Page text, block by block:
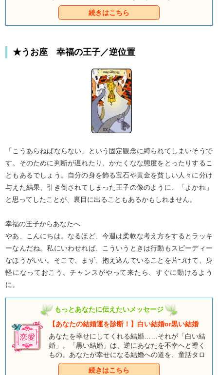
ことだってあるのです。関係を深めるため、本当の
あの人を探ってみましょう。
続きはこちら
★うお座 幸福の王子／逆位置
「こうあらねばならない」という固定観念に縛られてしまいそうで
す。そのために判断が遅れたり、かたくなな態度をとったりするこ
ともあるでしょう。自分の身を飾る宝石や黄金を貧しい人々に分け
与えた結果、引き倒されてしまった王子の像のように、「よかれ」
と思ってしたことが、裏目に出ることもあるかもしれません。
幸福の王子からあなたへ
やあ、こんにちは。なるほど、今週は柔軟な考え方をするとラッキ
ーなんだね。私にいわせれば、こういうときは行動もスピーディー
なほうがいい。そこで、まず、抱え込んでいることを片づけて、身
軽になっておこう。チャンスがやって来たら、すぐに動けるよう
に。
もっとあなたに伝えたいメッセージ
【あなたの結婚運を診断！】白い結婚or黒い結婚
あなたを幸せにしてくれる結婚……それが「白い結
婚」。「黒い結婚」は、逆にあなたを不幸へと導く
もの。あなたが幸せになる結婚への道を、童話タロ
ットと一緒に見つけに行きましょう。
続きはこちら